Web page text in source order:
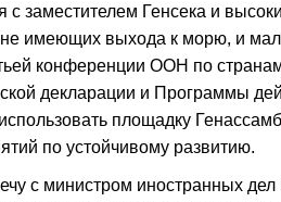
с заместителем Генсека и
имеющих выхода к морю, и
конференции ООН по
декларации и Программы
площадку
по устойчивому развитию.
с министром иностранных